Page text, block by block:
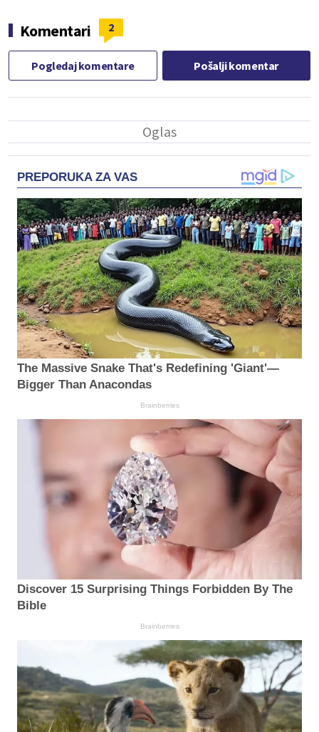
Komentari 2
Pogledaj komentare Pošalji komentar
PREPORUKA ZA VAS
The Massive Snake That's Redefining 'Giant'—
Bigger Than Anacondas
Brainberries
Discover 15 Surprising Things Forbidden By The
Bible
Brainberries